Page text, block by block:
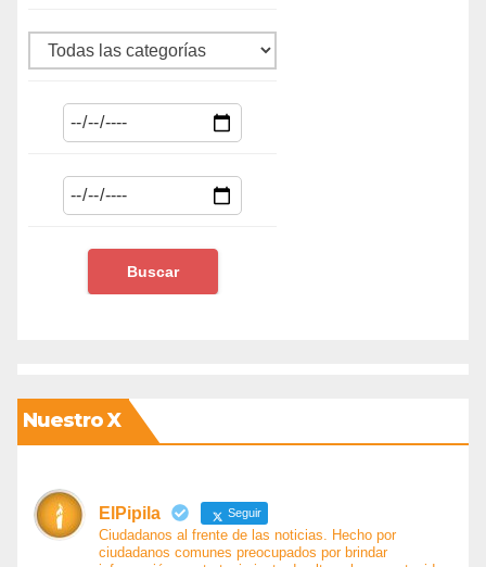
Nuestro X
ElPipila Seguir
Ciudadanos al frente de las noticias. Hecho por
ciudadanos comunes preocupados por brindar